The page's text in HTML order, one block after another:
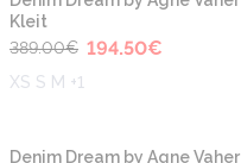
Kleit
389.00€ 194.50€
XS S M +1
-50%
Denim Dream by Agne Vaher